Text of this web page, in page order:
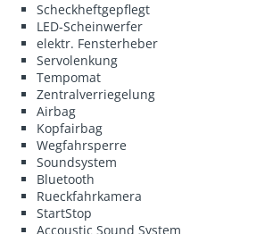
Scheckheftgepflegt
LED-Scheinwerfer
elektr. Fensterheber
Servolenkung
Tempomat
Zentralverriegelung
Airbag
Kopfairbag
Wegfahrsperre
Soundsystem
Bluetooth
Rueckfahrkamera
StartStop
Accoustic Sound System